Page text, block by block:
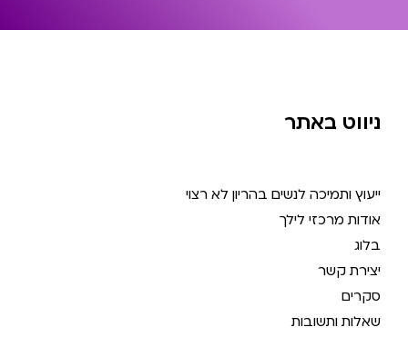
ניווט באתר
ייעוץ ותמיכה לנשים בהריון לא רצוי
אודות מרכזי לילך
בלוג
יצירת קשר
סקרים
שאלות ותשובות